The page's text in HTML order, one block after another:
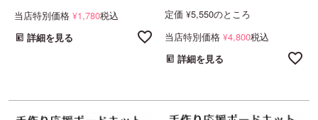
当店特別価格 ¥1,780税込
詳細を見る
定価 ¥5,550のところ
当店特別価格 ¥4,800税込
詳細を見る